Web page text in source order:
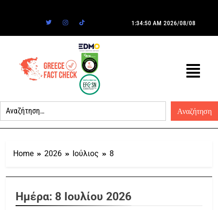
1:34:50 AM 2026/08/08
Home 2026 Ιούλιος 8
Ημέρα: 8 Ιουλίου 2026